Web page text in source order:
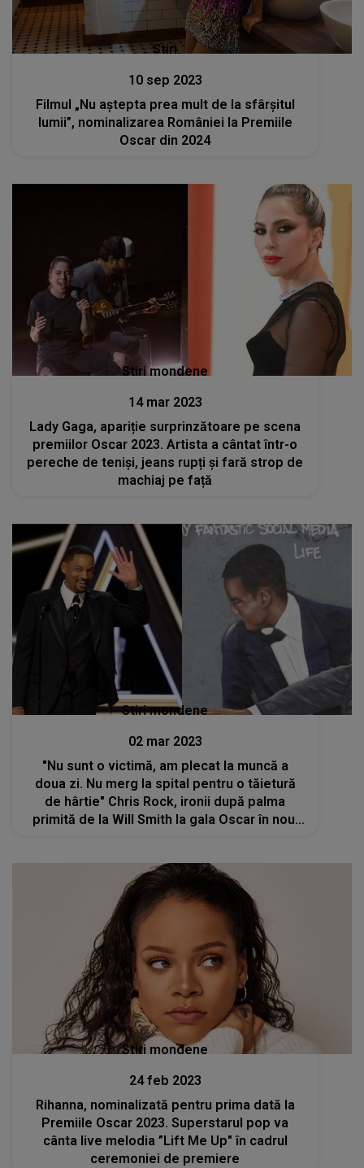
Stiri
10 sep 2023
Filmul „Nu aştepta prea mult de la sfârşitul
lumii”, nominalizarea României la Premiile
Oscar din 2024
Stiri mondene
14 mar 2023
Lady Gaga, apariție surprinzătoare pe scena
premiilor Oscar 2023. Artista a cântat într-o
pereche de teniși, jeans rupți și fară strop de
machiaj pe față
Stiri mondene
02 mar 2023
"Nu sunt o victimă, am plecat la muncă a
doua zi. Nu merg la spital pentru o tăietură
de hârtie" Chris Rock, ironii după palma
primită de la Will Smith la gala Oscar în noul
Stiri mondene
24 feb 2023
Rihanna, nominalizată pentru prima dată la
Premiile Oscar 2023. Superstarul pop va
cânta live melodia ”Lift Me Up" în cadrul
ceremoniei de premiere